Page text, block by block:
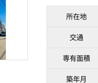
所在地
交通
専有面積
築年月